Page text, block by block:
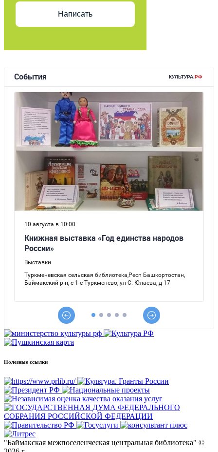
Написать
Полезные ссылки
"Баймакская межпоселенческая центральная библиотека" ©